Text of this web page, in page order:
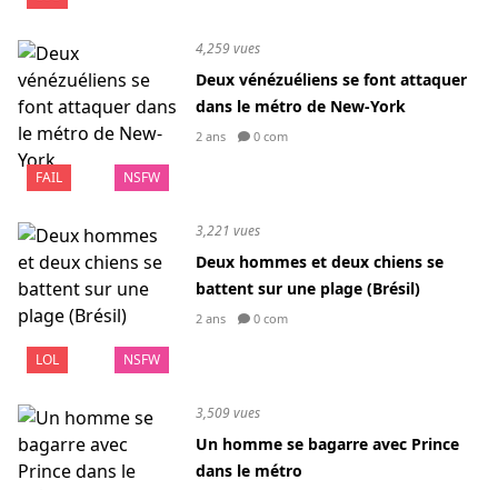
FAIL NSFW
4,259 vues
Deux vénézuéliens se font attaquer
dans le métro de New-York
2 ans 0 com
LOL NSFW
3,221 vues
Deux hommes et deux chiens se
battent sur une plage (Brésil)
2 ans 0 com
3,509 vues
Un homme se bagarre avec Prince
dans le métro